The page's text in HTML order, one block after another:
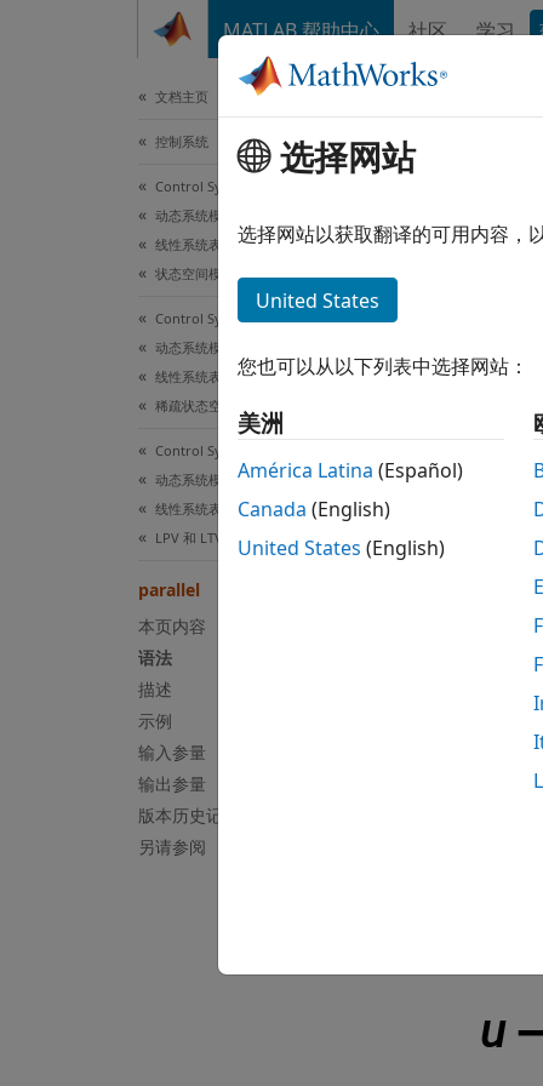
MATLAB 帮助中心 社区 学习
文档主页
控制系统
Control System Toolbox
动态系统模型
线性系统表示
状态空间模型
Control System Toolbox
动态系统模型
线性系统表示
稀疏状态空间模型
Control System Toolbox
动态系统模型
线性系统表示
LPV 和 LTV 模型
parallel
本页内容
语法
描述
示例
输入参量
输出参量
版本历史记录
另请参阅
两个
语法
sys
sys =
说明
=
连，
选择网站
选择网站以获取翻译的可用内容，
United States
您也可以从以下列表中选择网站：
美洲
América Latina (Español)
Canada (English)
United States (English)